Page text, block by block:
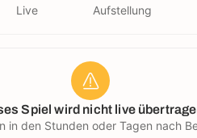
Live Aufstellung
Spiel wird nicht live
in den Stunden oder Tagen nach